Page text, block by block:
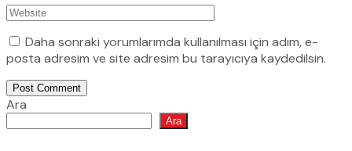
Daha sonraki yorumlarımda kullanılması için adım, e-
posta adresim ve site adresim bu tarayıcıya kaydedilsin.
Post Comment
Ara
Ara